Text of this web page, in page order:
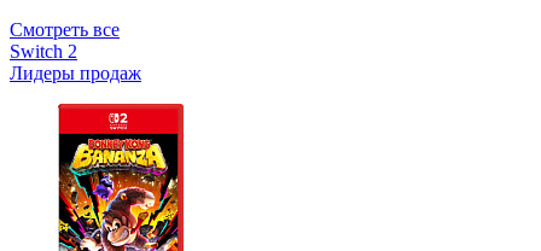
Смотреть все
Switch 2
Лидеры продаж